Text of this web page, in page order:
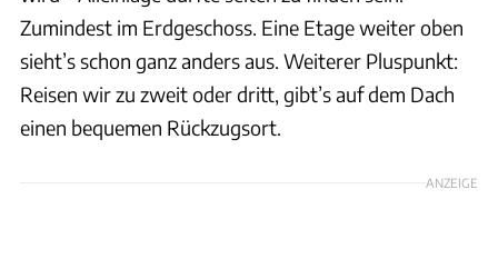
Zumindest im Erdgeschoss. Eine Etage weiter oben
sieht’s schon ganz anders aus. Weiterer Pluspunkt:
Reisen wir zu zweit oder dritt, gibt’s auf dem Dach
einen bequemen Rückzugsort.
ANZEIGE